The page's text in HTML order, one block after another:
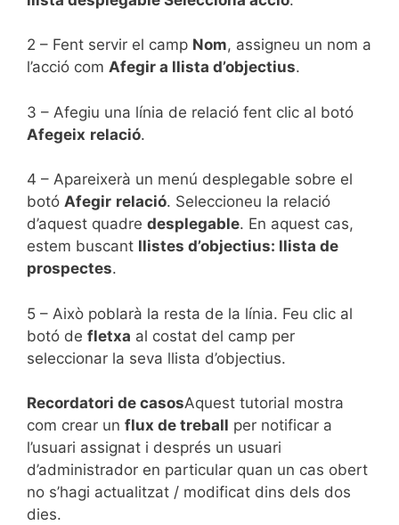
2 – Fent servir el camp Nom, assigneu un nom a
l’acció com Afegir a llista d’objectius.
3 – Afegiu una línia de relació fent clic al botó
Afegeix relació.
4 – Apareixerà un menú desplegable sobre el
botó Afegir relació. Seleccioneu la relació
d’aquest quadre desplegable. En aquest cas,
estem buscant llistes d’objectius: llista de
prospectes.
5 – Això poblarà la resta de la línia. Feu clic al
botó de fletxa al costat del camp per
seleccionar la seva llista d’objectius.
Recordatori de casosAquest tutorial mostra
com crear un flux de treball per notificar a
l’usuari assignat i després un usuari
d’administrador en particular quan un cas obert
no s’hagi actualitzat / modificat dins dels dos
dies.